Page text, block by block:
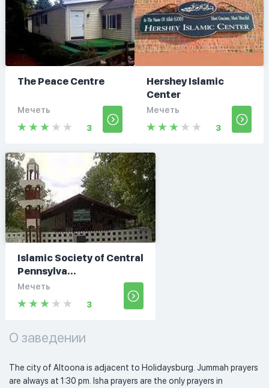
The Peace Centre
Мечеть
3
Hershey Islamic
Center
Мечеть
3
Islamic Society of Central
Pennsylva...
Мечеть
3
О заведении
The city of Altoona is adjacent to Holidaysburg. Jummah prayers
are always at 1:30 pm. Isha prayers are the only prayers in